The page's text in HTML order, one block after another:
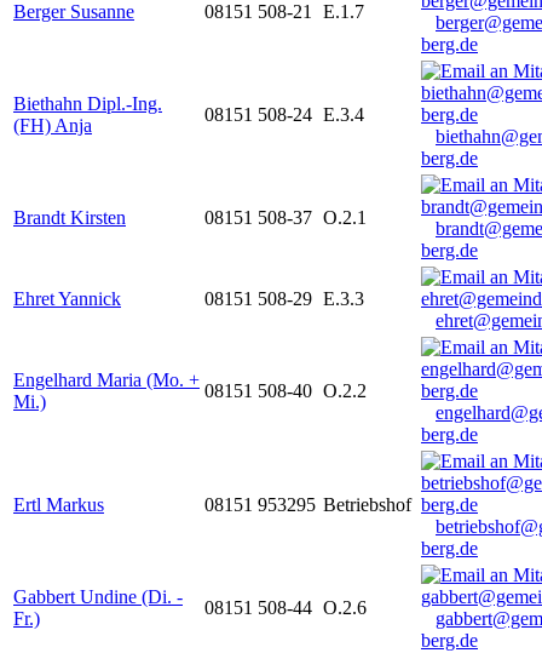
Berger Susanne 08151 508-21 E.1.7
berg.de
Biethahn Dipl.-Ing.
(FH) Anja
08151 508-24 E.3.4
berg.de
Brandt Kirsten 08151 508-37 O.2.1
berg.de
Ehret Yannick 08151 508-29 E.3.3
Engelhard Maria (Mo. +
Mi.)
08151 508-40 O.2.2
berg.de
Ertl Markus 08151 953295 Betriebshof
berg.de
Gabbert Undine (Di. -
Fr.)
08151 508-44 O.2.6
berg.de